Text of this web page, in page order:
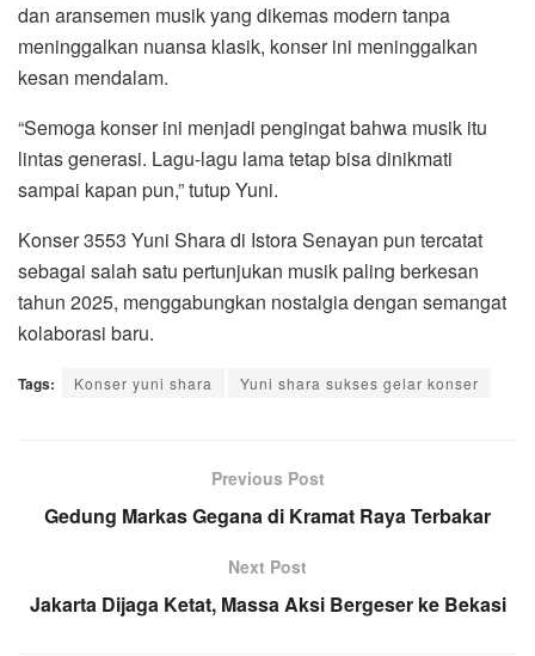
dan aransemen musik yang dikemas modern tanpa
meninggalkan nuansa klasik, konser ini meninggalkan
kesan mendalam.
“Semoga konser ini menjadi pengingat bahwa musik itu
lintas generasi. Lagu-lagu lama tetap bisa dinikmati
sampai kapan pun,” tutup Yuni.
Konser 3553 Yuni Shara di Istora Senayan pun tercatat
sebagai salah satu pertunjukan musik paling berkesan
tahun 2025, menggabungkan nostalgia dengan semangat
kolaborasi baru.
Tags: Konser yuni shara Yuni shara sukses gelar konser
Previous Post
Gedung Markas Gegana di Kramat Raya Terbakar
Next Post
Jakarta Dijaga Ketat, Massa Aksi Bergeser ke Bekasi